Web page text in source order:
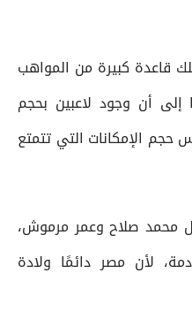
قاعدة كبيرة من المواهب
إلى أن وجود لاعبين بحجم
الإمكانات التي تتمتع
محمد صلاح وعمر مرموش،
لأن مصر دائمًا ولادة